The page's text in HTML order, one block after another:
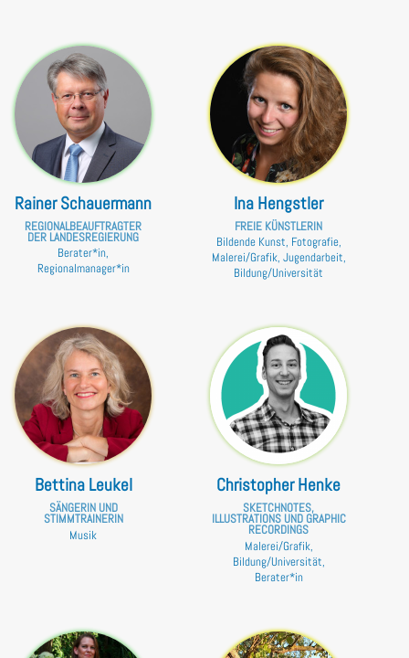
Rainer Schauermann
REGIONALBEAUFTRAGTER
DER LANDESREGIERUNG
Berater*in,
Regionalmanager*in
Ina Hengstler
FREIE KÜNSTLERIN
Bildende Kunst, Fotografie,
Malerei/Grafik, Jugendarbeit,
Bildung/Universität
Bettina Leukel
SÄNGERIN UND
STIMMTRAINERIN
Musik
Christopher Henke
SKETCHNOTES,
ILLUSTRATIONS UND GRAPHIC
RECORDINGS
Malerei/Grafik,
Bildung/Universität,
Berater*in